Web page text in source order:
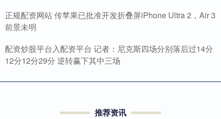
正规配资网站 传苹果已批准开发折叠屏iPhone Ultra 2，Air 3
前景未明
配资炒股平台入配资平台 记者：尼克斯四场分别落后过14分
12分12分29分 逆转赢下其中三场
推荐资讯